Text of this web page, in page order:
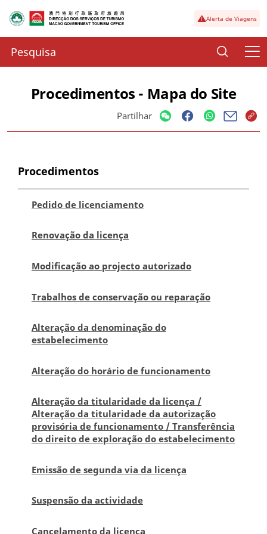
Alerta de Viagens
Procedimentos - Mapa do Site
Partilhar
Procedimentos
Pedido de licenciamento
Renovação da licença
Modificação ao projecto autorizado
Trabalhos de conservação ou reparação
Alteração da denominação do
estabelecimento
Alteração do horário de funcionamento
Alteração da titularidade da licença /
Alteração da titularidade da autorização
provisória de funcionamento / Transferência
do direito de exploração do estabelecimento
Emissão de segunda via da licença
Suspensão da actividade
Cancelamento da licença